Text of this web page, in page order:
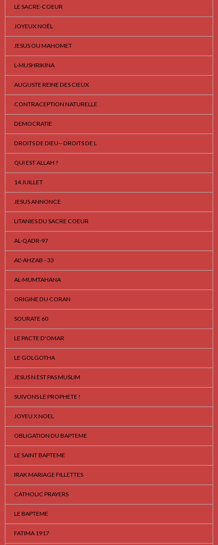
LE SACRE-COEUR
JOYEUX NOËL
JESUS OU MAHOMET
L-MUSHRIKINA
AUGUSTE REINE DES CIEUX
CONTRACEPTION NATURELLE
DEMOCRATIE
DROITS DE DIEU-- DROITS DE L
QUI EST ALLAH ?
14 JUILLET
JESUS ANNONCE
LITANIES DU SACRE COEUR
AL-QADR-97
AL'-AHZAB - 33
AL-MUMTAHANA
ORIGINE DU CORAN
SOURATE 60
LE PACTE D'OMAR
LE GOLGOTHA
JESUS N EST PAS MUSLIM
SUIVONS LE PROPHETE !
JOYEU X NOEL
OBLIGATION DU BAPTEME
LE SAINT BAPTEME
IRAK MARIAGE FILLETTES
CATHOLIC PRAYERS
LE BAPTEME
FATIMA 1917